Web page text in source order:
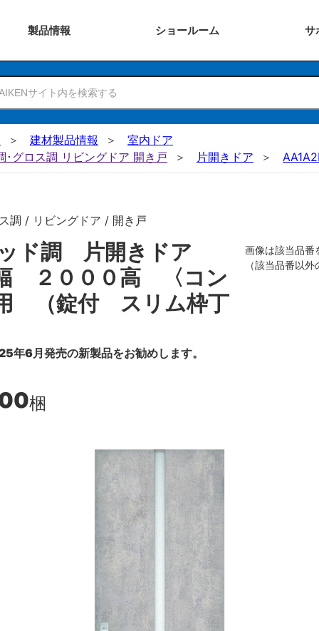
製品情報 ショールーム サ
建材製品情報
室内ドア
･グロス調 リビングドア 開き戸
片開きドア
調 / リビングドア / 開き戸
ド調 片開きドア
２０００高 〈コン
（錠付 スリム枠丁
年6月発売の新製品をお勧めします。
梱
画像は該当品番
（該当品番以